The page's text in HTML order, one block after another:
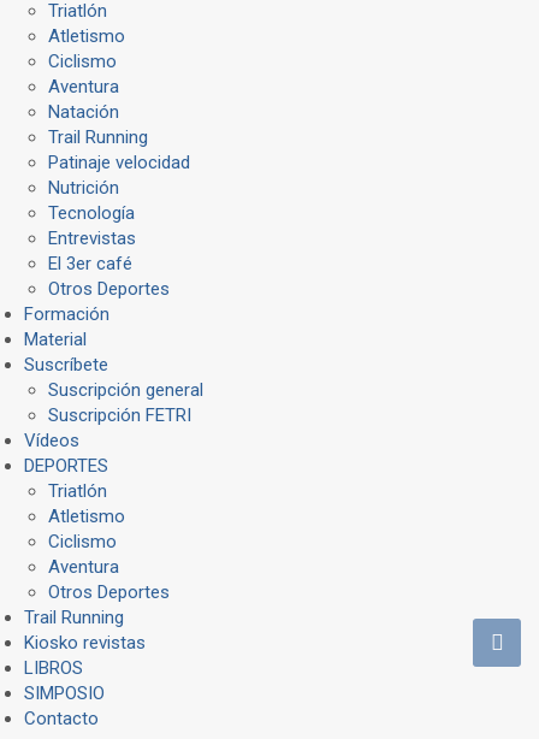
Triatlón
Atletismo
Ciclismo
Aventura
Natación
Trail Running
Patinaje velocidad
Nutrición
Tecnología
Entrevistas
El 3er café
Otros Deportes
Formación
Material
Suscríbete
Suscripción general
Suscripción FETRI
Vídeos
DEPORTES
Triatlón
Atletismo
Ciclismo
Aventura
Otros Deportes
Trail Running
Kiosko revistas
LIBROS
SIMPOSIO
Contacto